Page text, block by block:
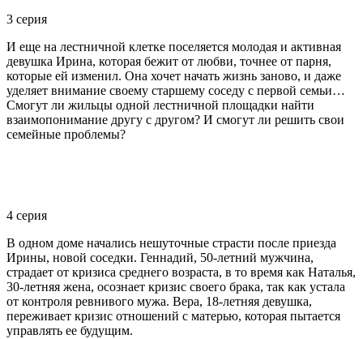
3 серия
И еще на лестничной клетке поселяется молодая и активная
девушка Ирина, которая бежит от любви, точнее от парня,
которые ей изменил. Она хочет начать жизнь заново, и даже
уделяет внимание своему старшему соседу с первой семьи…
Смогут ли жильцы одной лестничной площадки найти
взаимопонимание другу с другом? И смогут ли решить свои
семейные проблемы?
4 серия
В одном доме начались нешуточные страсти после приезда
Ирины, новой соседки. Геннадий, 50-летний мужчина,
страдает от кризиса среднего возраста, в то время как Наталья,
30-летняя жена, осознает кризис своего брака, так как устала
от контроля ревнивого мужа. Вера, 18-летняя девушка,
переживает кризис отношений с матерью, которая пытается
управлять ее будущим.